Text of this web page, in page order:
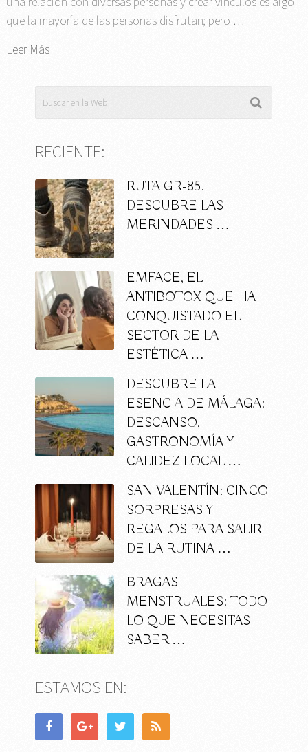
que la mayoría de las personas disfrutan; pero …
Leer Más
RECIENTE:
RUTA GR-85.
DESCUBRE LAS
MERINDADES …
EMFACE, EL
ANTIBOTOX QUE HA
CONQUISTADO EL
SECTOR DE LA
ESTÉTICA …
DESCUBRE LA
ESENCIA DE MÁLAGA:
DESCANSO,
GASTRONOMÍA Y
CALIDEZ LOCAL …
SAN VALENTÍN: CINCO
SORPRESAS Y
REGALOS PARA SALIR
DE LA RUTINA …
BRAGAS
MENSTRUALES: TODO
LO QUE NECESITAS
SABER …
ESTAMOS EN: